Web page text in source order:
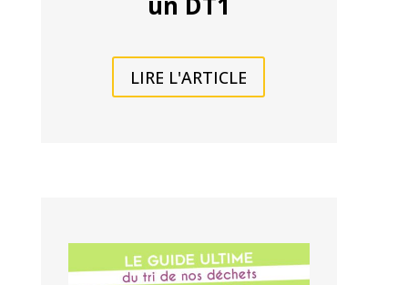
LIRE L'ARTICLE